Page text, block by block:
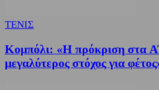
ΤΕΝΙΣ
Κομπόλι: «Η πρόκριση στα
μεγαλύτερος στόχος για